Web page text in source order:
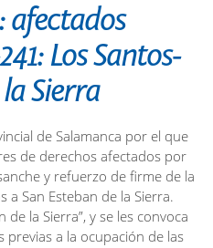
afectados
Los Santos-
Sierra
de Salamanca por el que
de derechos afectados por
y refuerzo de firme de la
a San Esteban de la Sierra.
la Sierra”, y se les convoca
previas a la ocupación de las